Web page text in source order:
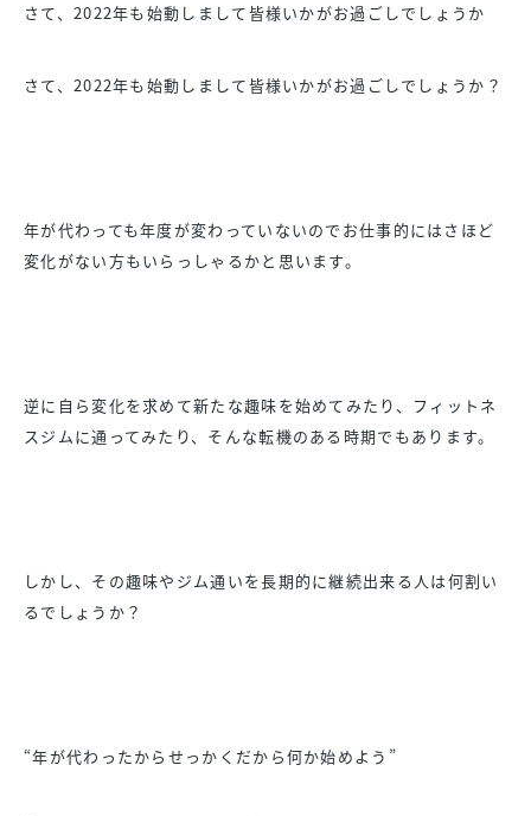
さて、2022年も始動しまして皆様いかがお過ごしでしょうか
さて、2022年も始動しまして皆様いかがお過ごしでしょうか？
年が代わっても年度が変わっていないのでお仕事的にはさほど
変化がない方もいらっしゃるかと思います。
逆に自ら変化を求めて新たな趣味を始めてみたり、 フィットネ
スジムに通ってみたり、 そんな転機のある時期でもあります。
しかし、 その趣味やジム通いを長期的に継続出来る人は何割い
るでしょうか ？
“年が代わったからせっかくだから何か始めよう”